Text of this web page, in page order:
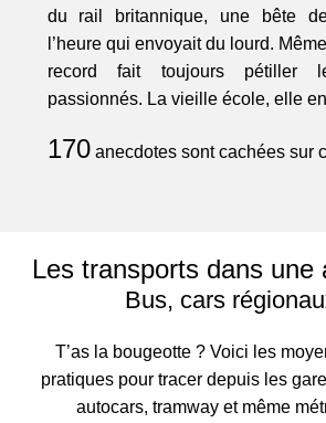
du rail britannique, une bête
l’heure qui envoyait du lourd.
record fait toujours pétiller
passionnés. La vieille école, elle
170anecdotes sont cachées sur
Les transports dans une
Bus, cars
T’as la bougeotte ? Voici les
pratiques pour tracer depuis les
autocars, tramway et même